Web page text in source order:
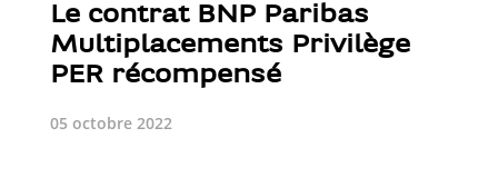
Le contrat BNP Paribas
Multiplacements Privilège
PER récompensé
05 octobre 2022